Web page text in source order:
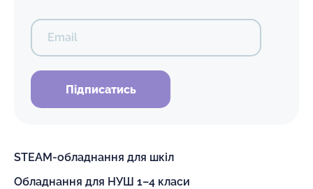
Email
Підписатись
STEAM-обладнання для шкіл
Обладнання для НУШ 1–4 класи